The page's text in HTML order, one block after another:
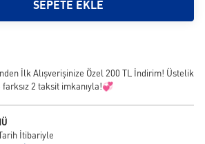
SEPETE EKLE
İlk Alışverişinize Özel 200 TL İndirim! Üstelik
farksız 2 taksit imkanıyla!💞
İtibariyle